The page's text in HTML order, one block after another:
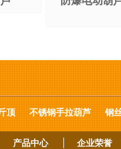
顶 不锈钢手拉葫芦 钢
产品中心 企业荣誉